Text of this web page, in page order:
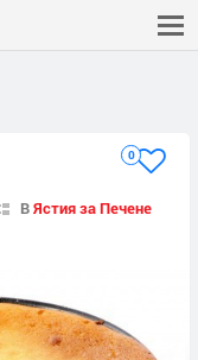
0
ВЯстия за Печене